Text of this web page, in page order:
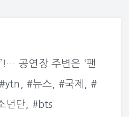
공연장 주변은 ‘팬
#뉴스, #국제, #
년단, #bts